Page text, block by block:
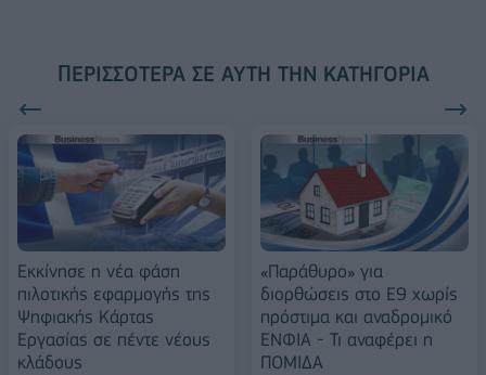
ΠΕΡΙΣΣΌΤΕΡΑ ΣΕ ΑΥΤΉ ΤΗΝ ΚΑΤΗΓΟΡΊΑ
Εκκίνησε η νέα φάση
πιλοτικής εφαρμογής της
Ψηφιακής Κάρτας
Εργασίας σε πέντε νέους
κλάδους
«Παράθυρο» για
διορθώσεις στο Ε9 χωρίς
πρόστιμα και αναδρομικό
ΕΝΦΙΑ - Τι αναφέρει η
ΠΟΜΙΔΑ